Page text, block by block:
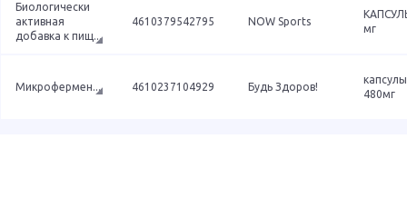
Биологически
активная
добавка к пищ...
4610379542795 NOW Sports
мг
Микрофермен... 4610237104929 Будь Здоров!
480мг